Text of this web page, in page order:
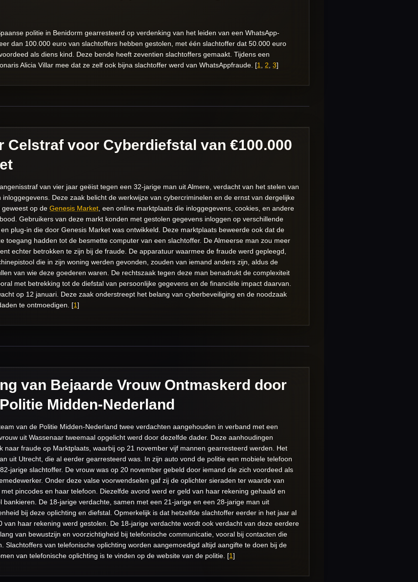
politie in Benidorm gearresteerd op verdenking van het leiden van een WhatsApp-
dan 100.000 euro van slachtoffers hebben gestolen, met één slachtoffer dat 50.000 euro
als diens kind. Deze bende heeft zeventien slachtoffers gemaakt. Tijdens een
Alicia Villar mee dat ze zelf ook bijna slachtoffer werd van WhatsAppfraude. [1, 2, 3]
Celstraf voor Cyberdiefstal van €100.000
van vier jaar geëist tegen een 32-jarige man uit Almere, verdacht van het stelen van
Deze zaak belicht de werkwijze van cybercriminelen en de ernst van dergelijke
geweest op de Genesis Market, een online marktplaats die inloggegevens, cookies, en andere
Gebruikers van deze markt konden met gestolen gegevens inloggen op verschillende
plug-in die door Genesis Market was ontwikkeld. Deze marktplaats beweerde ook dat de
toegang hadden tot de besmette computer van een slachtoffer. De Almeerse man zou meer
echter betrokken te zijn bij de fraude. De apparatuur waarmee de fraude werd gepleegd,
die in zijn woning werden gevonden, zouden van iemand anders zijn, aldus de
van wie deze goederen waren. De rechtszaak tegen deze man benadrukt de complexiteit
met betrekking tot de diefstal van persoonlijke gegevens en de financiële impact daarvan.
op 12 januari. Deze zaak onderstreept het belang van cyberbeveiliging en de noodzaak
te ontmoedigen. [1]
van Bejaarde Vrouw Ontmaskerd door
Midden-Nederland
van de Politie Midden-Nederland twee verdachten aangehouden in verband met een
uit Wassenaar tweemaal opgelicht werd door dezelfde dader. Deze aanhoudingen
naar fraude op Marktplaats, waarbij op 21 november vijf mannen gearresteerd werden. Het
uit Utrecht, die al eerder gearresteerd was. In zijn auto vond de politie een mobiele telefoon
jarige slachtoffer. De vrouw was op 20 november gebeld door iemand die zich voordeed als
Onder deze valse voorwendselen gaf zij de oplichter sieraden ter waarde van
pincodes en haar telefoon. Diezelfde avond werd er geld van haar rekening gehaald en
De 18-jarige verdachte, samen met een 21-jarige en een 28-jarige man uit
bij deze oplichting en diefstal. Opmerkelijk is dat hetzelfde slachtoffer eerder in het jaar al
van haar rekening werd gestolen. De 18-jarige verdachte wordt ook verdacht van deze eerdere
van bewustzijn en voorzichtigheid bij telefonische communicatie, vooral bij contacten die
Slachtoffers van telefonische oplichting worden aangemoedigd altijd aangifte te doen bij de
van telefonische oplichting is te vinden op de website van de politie. [1]